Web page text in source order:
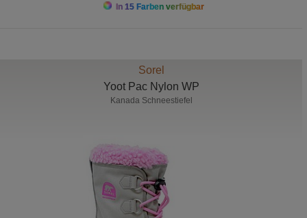
In 15 Farben verfügbar
Sorel
Yoot Pac Nylon WP
Kanada Schneestiefel